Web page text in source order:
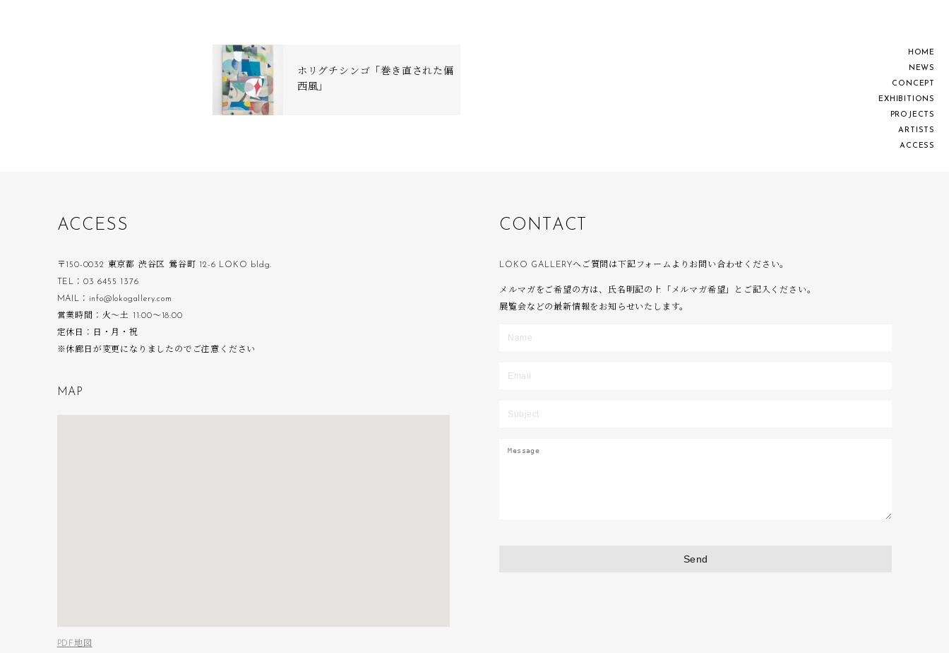
H O M E
N EWS
C O N C EP
EX H B O NS
PRO J EC TS
A R S TS
AC C ESS
ホリグチシンゴ「巻き直された偏
西風」
ACC ES S
〒150-0032 東京都 渋谷区 鶯谷町 12-6 LOKO bldg.
TEL：03 6455 1376
MAIL：info@lokogallery.com
営業時間：火〜土 11:00〜18:00
定休日：日・月・祝
※休廊日が変更になりましたのでご注意ください
M A P
PDF地図
CO N T AC T
LOKO GALLERYへご質問は下記フォームよりお問い合わせください。
メルマガをご希望の方は、氏名明記の上「メルマガ希望」とご記入ください。
展覧会などの最新情報をお知らせいたします。